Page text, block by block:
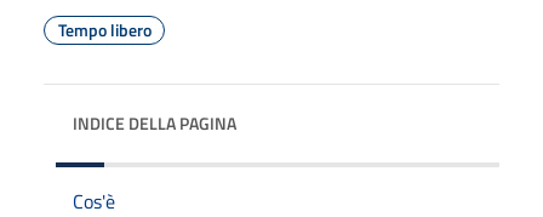
Tempo libero
INDICE DELLA PAGINA
Cos'è